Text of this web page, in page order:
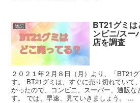
雑記 BT21グミは
ンビニ/スー
店を調査
２０２１年２月８日（月）より、「BT21
す。 BT21グミは、すぐに売り切れていて
かったので、コンビニ、スーパー、通販な
す。 では、早速、見ていきましょう。 ...